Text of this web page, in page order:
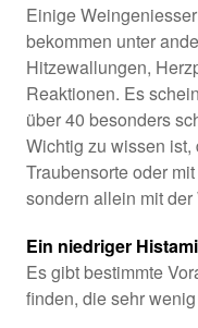
Einige
bekommen unter
Hitzewallungen,
Reaktionen. Es
über 40 besonders
Wichtig zu wissen
Traubensorte oder
sondern allein mit
Ein niedriger
Es gibt bestimmte
finden, die sehr